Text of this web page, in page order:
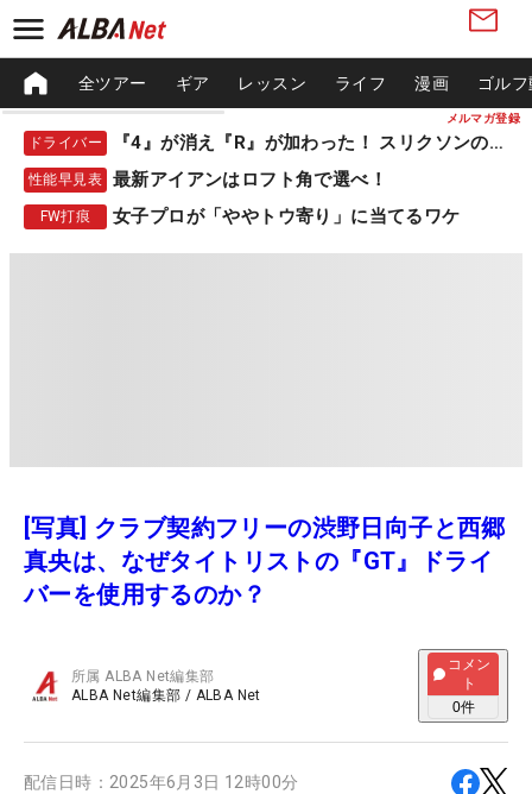
メルマガ登録
全ツアー ギア レッスン ライフ 漫画 ゴル
ドライバー 『4』が消え『R』が加わった！ スリクソンの新作
性能早見表 最新アイアンはロフト角で選べ！
FW打痕 女子プロが「ややトウ寄り」に当てるワケ
[写真] クラブ契約フリーの渋野日向子と西郷
真央は、なぜタイトリストの『GT』ドライ
バーを使用するのか？
所属ALBA Net編集部
ALBA Net編集部 / ALBA Net
コメン
ト
0件
配信日時： 2025年6月3日 12時00分